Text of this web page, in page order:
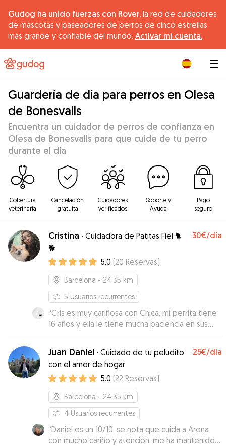
Gudog ha unido fuerzas con Rover, la red de cuidadores
de mascotas y paseadores de perros de cinco estrellas
más grande y confiable del mundo. Activar mi cuenta.
Guardería de día para perros en Olesa
de Bonesvalls
Encuentra un cuidador de perros de confianza en
Olesa de Bonesvalls para que cuide de tu perro
durante el día
Cobertura
veterinaria
Cancelación
gratuita
Cuidadores
verificados
Soporte y
Ayuda
Pago
seguro
Cristina · Cuidadora de Patitas Fiel 🐈
🐕
30€/día
5.0 (20 Reservas)
Barcelona - 24.35 km
5 Usuarios recurrentes
“Cris es muy cariñosa con Chica, mi perrita tiene
16 años y ella le tiene mucha paciencia en sus
paseos, correcta en el horario y muy amorosa.
Chica está contenta con ella.Repetiremos.”
Juan Daniel · Cuidado de tu peludito
con el amor de hogar
25€/día
5.0 (22 Reservas)
Barcelona - 24.35 km
4 Usuarios recurrentes
“Daniel es un 10/10, se nota que cuida a Arena
con mucho cariño y atención, me ha mantenido